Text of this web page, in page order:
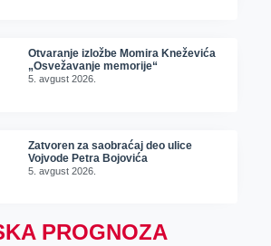
Otvaranje izložbe Momira Kneževića
„Osvežavanje memorije“
5. avgust 2026.
Zatvoren za saobraćaj deo ulice
Vojvode Petra Bojovića
5. avgust 2026.
PROGNOZA